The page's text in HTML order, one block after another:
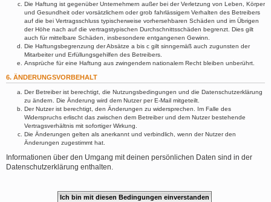
Die Haftung ist gegenüber Unternehmern außer bei der Verletzung von Leben, Körper
und Gesundheit oder vorsätzlichem oder grob fahrlässigem Verhalten des Betreibers
auf die bei Vertragsschluss typischerweise vorhersehbaren Schäden und im Übrigen
der Höhe nach auf die vertragstypischen Durchschnittsschäden begrenzt. Dies gilt
auch für mittelbare Schäden, insbesondere entgangenen Gewinn.
Die Haftungsbegrenzung der Absätze a bis c gilt sinngemäß auch zugunsten der
Mitarbeiter und Erfüllungsgehilfen des Betreibers.
Ansprüche für eine Haftung aus zwingendem nationalem Recht bleiben unberührt.
6. ÄNDERUNGSVORBEHALT
Der Betreiber ist berechtigt, die Nutzungsbedingungen und die Datenschutzerklärung
zu ändern. Die Änderung wird dem Nutzer per E-Mail mitgeteilt.
Der Nutzer ist berechtigt, den Änderungen zu widersprechen. Im Falle des
Widerspruchs erlischt das zwischen dem Betreiber und dem Nutzer bestehende
Vertragsverhältnis mit sofortiger Wirkung.
Die Änderungen gelten als anerkannt und verbindlich, wenn der Nutzer den
Änderungen zugestimmt hat.
Informationen über den Umgang mit deinen persönlichen Daten sind in der
Datenschutzerklärung enthalten.